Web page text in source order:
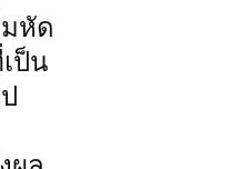
หัด
ป็น